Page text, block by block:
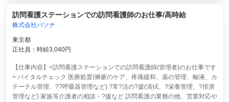
訪問看護ステーションでの訪問看護師のお仕事/高時給
株式会社パソナ
東京都
正社員：時給3,040円
【仕事内容】<訪問看護ステーションでの訪問看護師(管理者)のお仕事です
> バイタルチェック 医療処置(褥瘡のケア、疼痛緩和、薬の管理、輸液、カ
テーテル管理、??呼吸器管理など) ?常?活の?援(清拭、?栄養管理、?排泄
管理など) 家族等介護者の相談・?援など 訪問看護の業務の他、営業対応や